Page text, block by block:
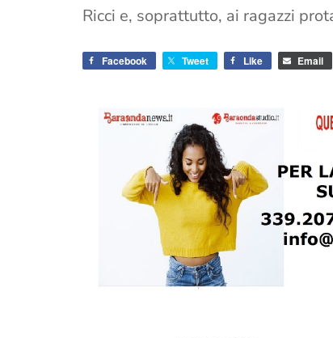
Ricci e, soprattutto, ai ragazzi
Facebook Tweet Like Email